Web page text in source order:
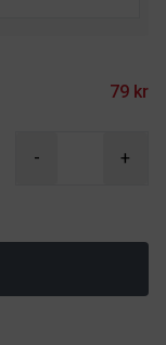
79 kr
- +